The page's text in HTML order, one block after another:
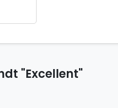
"Excellent"